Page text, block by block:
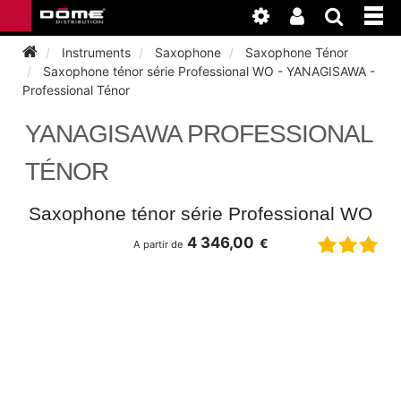
CLARINETTE
ANCHE CLARINETTE ENTRETIEN
Instruments Saxophone
Saxophone Ténor
Saxophone ténor série Professional WO - YANAGISAWA -
Professional Ténor
YANAGISAWA PROFESSIONAL
TÉNOR
Saxophone ténor série Professional WO
A partir de 4 346,00 €